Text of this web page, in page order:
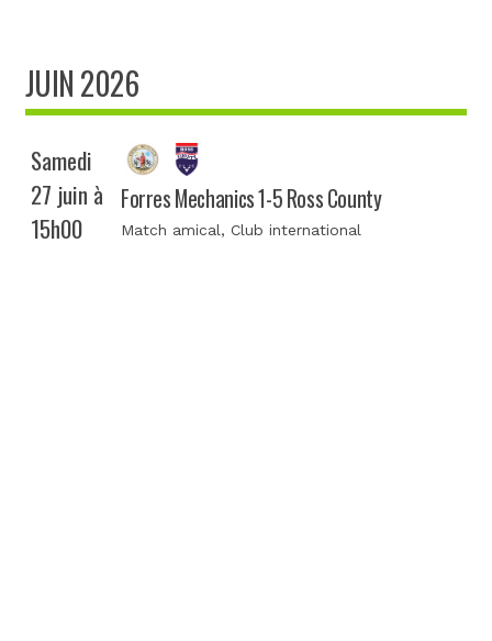
JUIN 2026
Samedi
27 juin à
15h00
Forres Mechanics 1-5 Ross County
Match amical, Club international